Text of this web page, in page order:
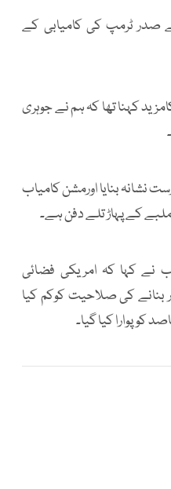
صدر ٹرمپ کی کامیابی کے
کہنا تھا کہ ہم نے جوہری
نشانہ بنایا اورمشن کامیاب
ملبے کے پہاڑ تلے دفن ہے۔
نے کہا کہ امریکی فضائی
بنانے کی صلاحیت کوکم کیا
کوپوارا کیا گیا۔